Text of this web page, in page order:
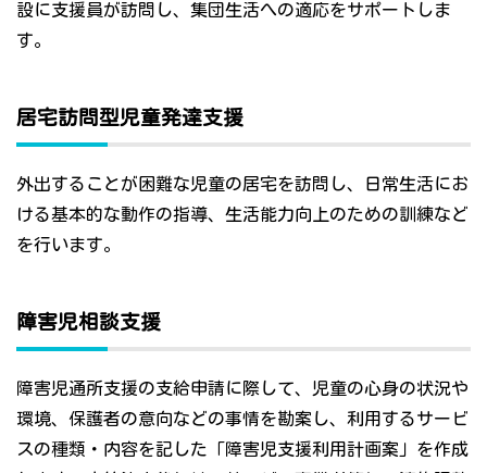
設に支援員が訪問し、集団生活への適応をサポートしま
す。
居宅訪問型児童発達支援
外出することが困難な児童の居宅を訪問し、日常生活にお
ける基本的な動作の指導、生活能力向上のための訓練など
を行います。
障害児相談支援
障害児通所支援の支給申請に際して、児童の心身の状況や
環境、保護者の意向などの事情を勘案し、利用するサービ
スの種類・内容を記した「障害児支援利用計画案」を作成